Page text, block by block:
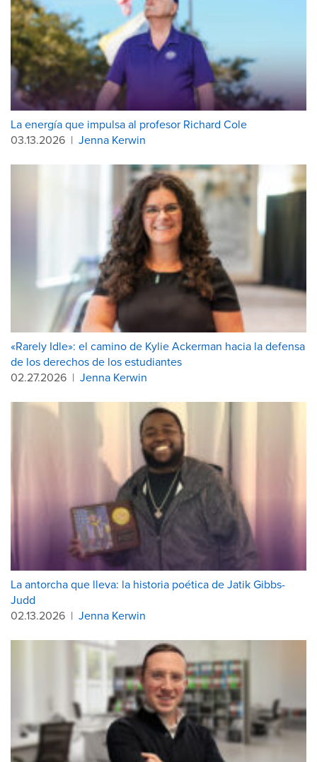
La energía que impulsa al profesor Richard Cole
03.13.2026 | Jenna Kerwin
«Rarely Idle»: el camino de Kylie Ackerman hacia la defensa
de los derechos de los estudiantes
02.27.2026 | Jenna Kerwin
La antorcha que lleva: la historia poética de Jatik Gibbs-
Judd
02.13.2026 | Jenna Kerwin